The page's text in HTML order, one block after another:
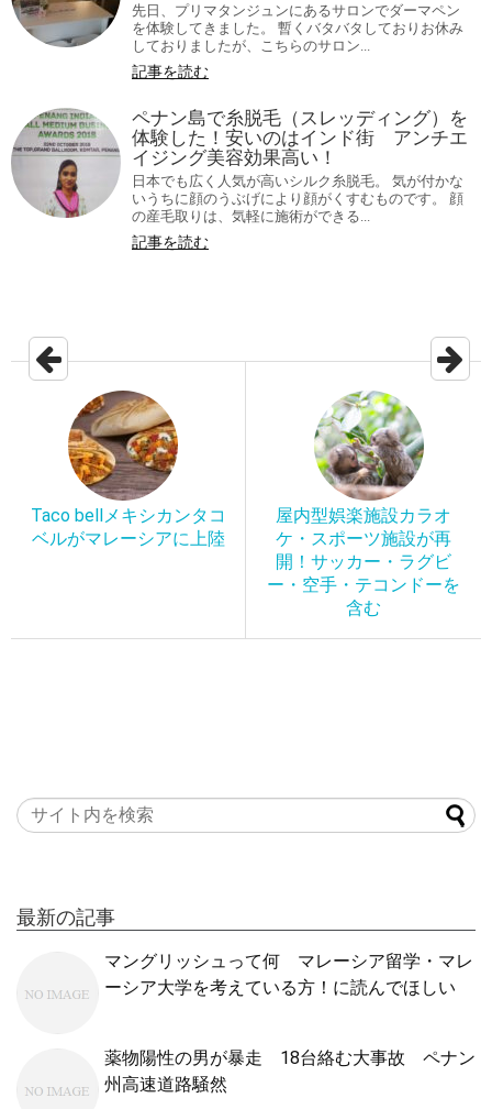
先日、プリマタンジュンにあるサロンでダーマペン
を体験してきました。 暫くバタバタしておりお休み
しておりましたが、こちらのサロン...
記事を読む
ペナン島で糸脱毛（スレッディング）を
体験した！安いのはインド街 アンチエ
イジング美容効果高い！
日本でも広く人気が高いシルク糸脱毛。 気が付かな
いうちに顔のうぶげにより顔がくすむものです。 顔
の産毛取りは、気軽に施術ができる...
記事を読む
Taco bellメキシカンタコ
ベルがマレーシアに上陸
屋内型娯楽施設カラオ
ケ・スポーツ施設が再
開！サッカー・ラグビ
ー・空手・テコンドーを
含む
最新の記事
マングリッシュって何 マレーシア留学・マレ
ーシア大学を考えている方！に読んでほしい
薬物陽性の男が暴走 18台絡む大事故 ペナン
州高速道路騒然